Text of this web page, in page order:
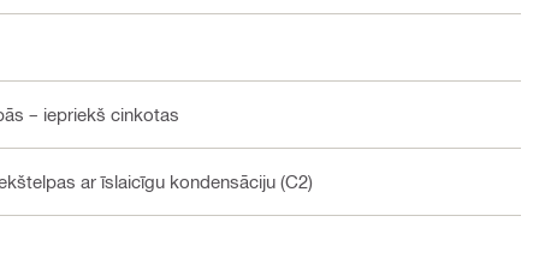
– iepriekš cinkotas
ar īslaicīgu kondensāciju (C2)